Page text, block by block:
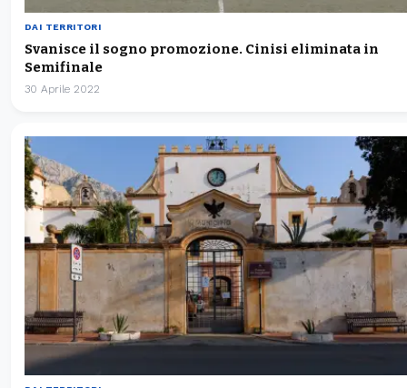
DAI TERRITORI
Svanisce il sogno promozione. Cinisi eliminata in
Semifinale
30 Aprile 2022